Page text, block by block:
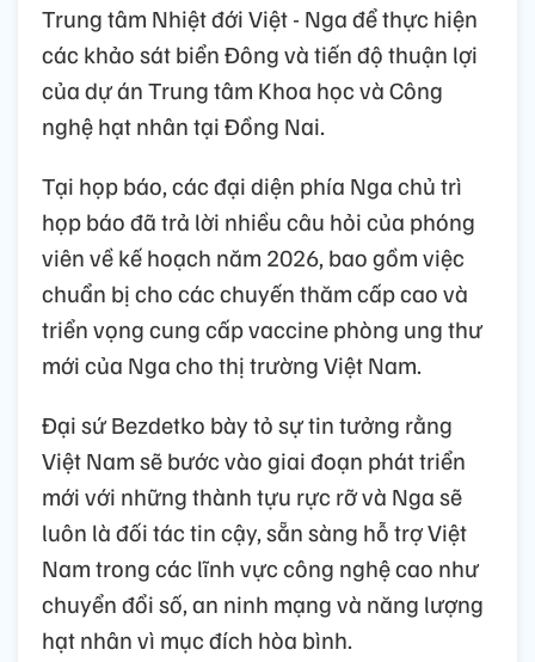
Trung tâm Nhiệt đới Việt - Nga để thực hiện
các khảo sát biển Đông và tiến độ thuận lợi
của dự án Trung tâm Khoa học và Công
nghệ hạt nhân tại Đồng Nai.
Tại họp báo, các đại diện phía Nga chủ trì
họp báo đã trả lời nhiều câu hỏi của phóng
viên về kế hoạch năm 2026, bao gồm việc
chuẩn bị cho các chuyến thăm cấp cao và
triển vọng cung cấp vaccine phòng ung thư
mới của Nga cho thị trường Việt Nam.
Đại sứ Bezdetko bày tỏ sự tin tưởng rằng
Việt Nam sẽ bước vào giai đoạn phát triển
mới với những thành tựu rực rỡ và Nga sẽ
luôn là đối tác tin cậy, sẵn sàng hỗ trợ Việt
Nam trong các lĩnh vực công nghệ cao như
chuyển đổi số, an ninh mạng và năng lượng
hạt nhân vì mục đích hòa bình.